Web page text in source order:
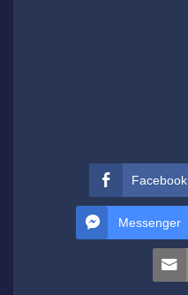
Facebook
Messenger